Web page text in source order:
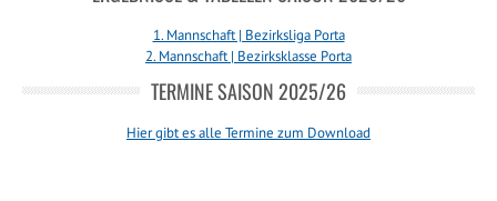
1. Mannschaft | Bezirksliga Porta
2. Mannschaft | Bezirksklasse Porta
TERMINE SAISON 2025/26
Hier gibt es alle Termine zum Download